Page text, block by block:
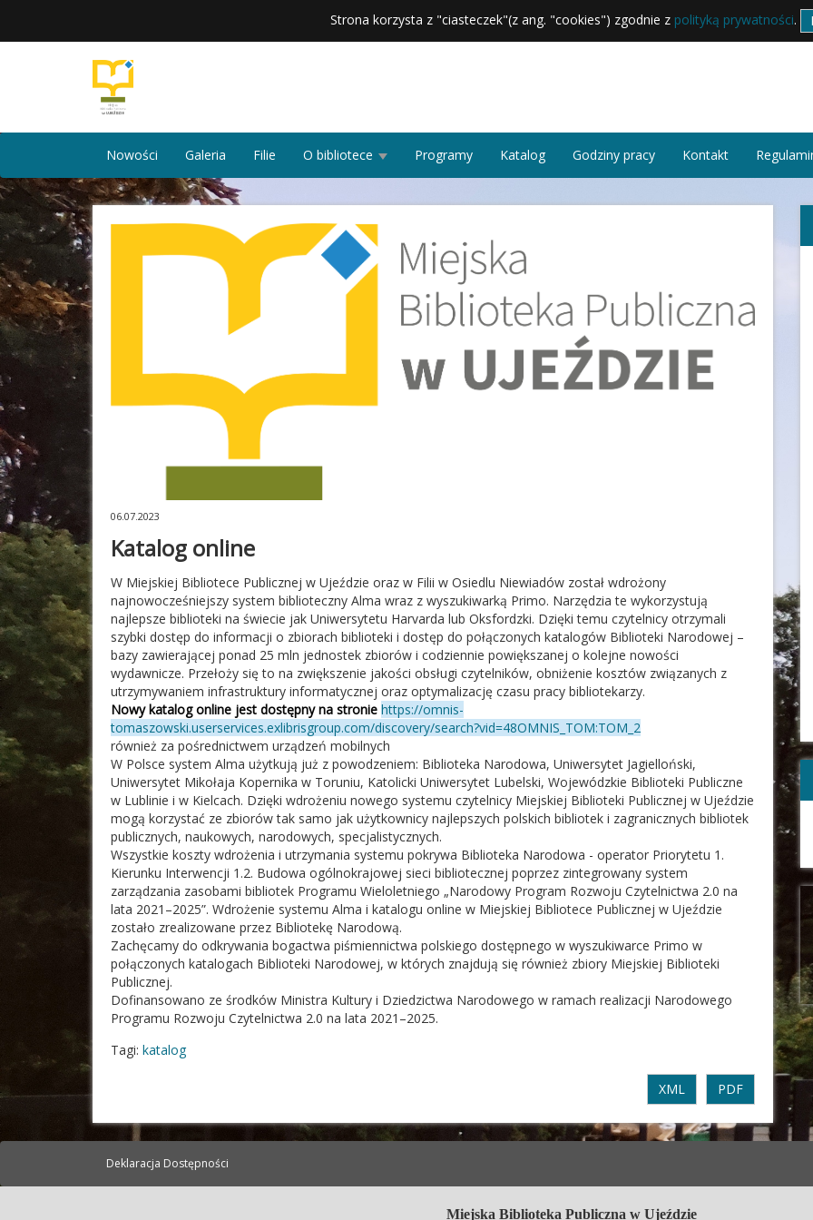
Strona korzysta z "ciasteczek"(z ang. "cookies") zgodnie z polityką prywatności.
Nowości Galeria Filie O bibliotece Programy Katalog Godziny pracy Kontakt
06.07.2023
Katalog online
W Miejskiej Bibliotece Publicznej w Ujeździe oraz w Filii w Osiedlu Niewiadów został wdrożony
najnowocześniejszy system biblioteczny Alma wraz z wyszukiwarką Primo. Narzędzia te wykorzystują
najlepsze biblioteki na świecie jak Uniwersytetu Harvarda lub Oksfordzki. Dzięki temu czytelnicy otrzymali
szybki dostęp do informacji o zbiorach biblioteki i dostęp do połączonych katalogów Biblioteki Narodowej –
bazy zawierającej ponad 25 mln jednostek zbiorów i codziennie powiększanej o kolejne nowości
wydawnicze. Przełoży się to na zwiększenie jakości obsługi czytelników, obniżenie kosztów związanych z
utrzymywaniem infrastruktury informatycznej oraz optymalizację czasu pracy bibliotekarzy.
Nowy katalog online jest dostępny na stronie https://omnis-
tomaszowski.userservices.exlibrisgroup.com/discovery/search?vid=48OMNIS_TOM:TOM_2
również za pośrednictwem urządzeń mobilnych
W Polsce system Alma użytkują już z powodzeniem: Biblioteka Narodowa, Uniwersytet Jagielloński,
Uniwersytet Mikołaja Kopernika w Toruniu, Katolicki Uniwersytet Lubelski, Wojewódzkie Biblioteki Publiczne
w Lublinie i w Kielcach. Dzięki wdrożeniu nowego systemu czytelnicy Miejskiej Biblioteki Publicznej w Ujeździe
mogą korzystać ze zbiorów tak samo jak użytkownicy najlepszych polskich bibliotek i zagranicznych bibliotek
publicznych, naukowych, narodowych, specjalistycznych.
Wszystkie koszty wdrożenia i utrzymania systemu pokrywa Biblioteka Narodowa - operator Priorytetu 1.
Kierunku Interwencji 1.2. Budowa ogólnokrajowej sieci bibliotecznej poprzez zintegrowany system
zarządzania zasobami bibliotek Programu Wieloletniego „Narodowy Program Rozwoju Czytelnictwa 2.0 na
lata 2021–2025”. Wdrożenie systemu Alma i katalogu online w Miejskiej Bibliotece Publicznej w Ujeździe
zostało zrealizowane przez Bibliotekę Narodową.
Zachęcamy do odkrywania bogactwa piśmiennictwa polskiego dostępnego w wyszukiwarce Primo w
połączonych katalogach Biblioteki Narodowej, w których znajdują się również zbiory Miejskiej Biblioteki
Publicznej.
Dofinansowano ze środków Ministra Kultury i Dziedzictwa Narodowego w ramach realizacji Narodowego
Programu Rozwoju Czytelnictwa 2.0 na lata 2021–2025.
Tagi: katalog
PDF
XML
Deklaracja Dostępności
Miejska Biblioteka Publiczna w Ujeździe